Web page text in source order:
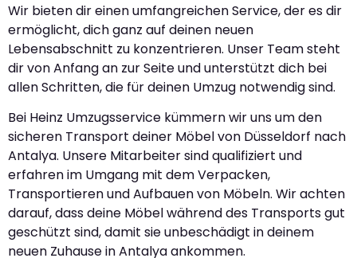
Wir bieten dir einen umfangreichen Service, der es dir
ermöglicht, dich ganz auf deinen neuen
Lebensabschnitt zu konzentrieren. Unser Team steht
dir von Anfang an zur Seite und unterstützt dich bei
allen Schritten, die für deinen Umzug notwendig sind.
Bei Heinz Umzugsservice kümmern wir uns um den
sicheren Transport deiner Möbel von Düsseldorf nach
Antalya. Unsere Mitarbeiter sind qualifiziert und
erfahren im Umgang mit dem Verpacken,
Transportieren und Aufbauen von Möbeln. Wir achten
darauf, dass deine Möbel während des Transports gut
geschützt sind, damit sie unbeschädigt in deinem
neuen Zuhause in Antalya ankommen.